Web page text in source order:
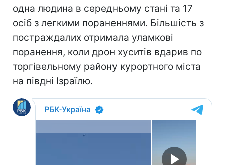
одна людина в середньому стані та 17
осіб з легкими пораненнями. Більшість з
постраждалих отримала уламкові
поранення, коли дрон хуситів вдарив по
торгівельному району курортного міста
на півдні Ізраїлю.